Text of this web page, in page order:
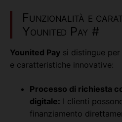
Funzionalità e
Younited Pay #
Younited Pay si distingue
e caratteristiche innovative:
Processo di richiesta
digitale: I clienti
finanziamento